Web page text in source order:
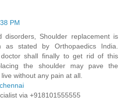
PM
disorders, Shoulder replacement is
as stated by Orthopaedics India.
shall finally to get rid of this
the shoulder may pave the
without any pain at all.
via +918101555555